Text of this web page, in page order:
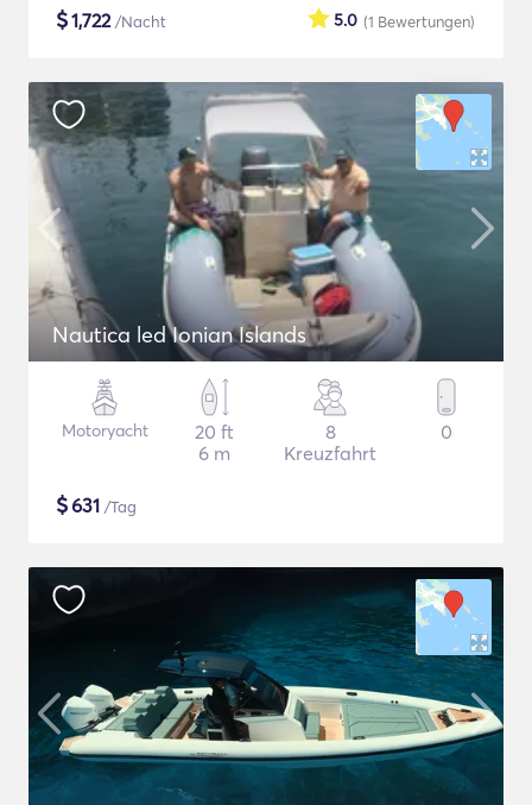
$1,722/Nacht (1 Bewertungen)
5.0
Nautica led Ionian Islands
Motoryacht
20 ft
6 m
8
Kreuzfahrt
0
$631 /Tag